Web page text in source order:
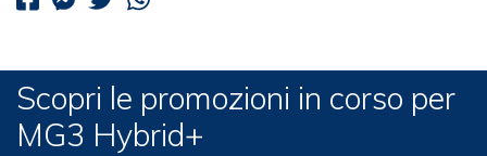
Scopri le promozioni in corso per
MG3 Hybrid+